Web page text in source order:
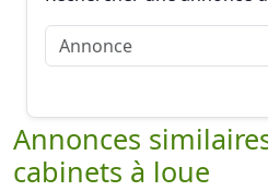
Annonces
cabinets à loue